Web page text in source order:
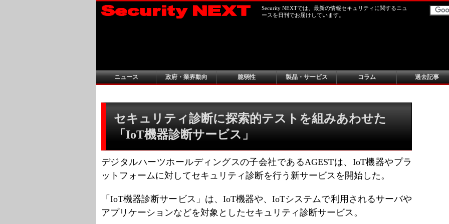
Security NEXTでは、最新の情報セキュリティに関するニュ
ースを日刊でお届けしています。
ニュース 政府・業界動向 脆弱性 製品・サービス コラム 過去記事
セキュリティ診断に探索的テストを組みあわせた
「IoT機器診断サービス」
デジタルハーツホールディングスの子会社であるAGESTは、IoT機器やプラ
ットフォームに対してセキュリティ診断を行う新サービスを開始した。
「IoT機器診断サービス」は、IoT機器や、IoTシステムで利用されるサーバや
アプリケーションなどを対象としたセキュリティ診断サービス。